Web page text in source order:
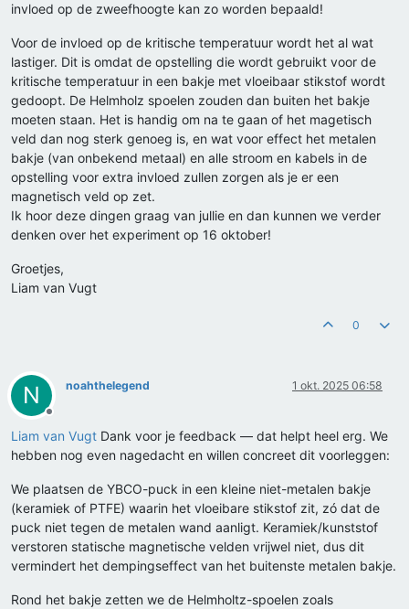
invloed op de zweefhoogte kan zo worden bepaald!
Voor de invloed op de kritische temperatuur wordt het al wat
lastiger. Dit is omdat de opstelling die wordt gebruikt voor de
kritische temperatuur in een bakje met vloeibaar stikstof wordt
gedoopt. De Helmholz spoelen zouden dan buiten het bakje
moeten staan. Het is handig om na te gaan of het magetisch
veld dan nog sterk genoeg is, en wat voor effect het metalen
bakje (van onbekend metaal) en alle stroom en kabels in de
opstelling voor extra invloed zullen zorgen als je er een
magnetisch veld op zet.
Ik hoor deze dingen graag van jullie en dan kunnen we verder
denken over het experiment op 16 oktober!
Groetjes,
Liam van Vugt
0
N
Offline
noahthelegend 1 okt. 2025 06:58
Liam van Vugt Dank voor je feedback — dat helpt heel erg. We
hebben nog even nagedacht en willen concreet dit voorleggen:
We plaatsen de YBCO-puck in een kleine niet-metalen bakje
(keramiek of PTFE) waarin het vloeibare stikstof zit, zó dat de
puck niet tegen de metalen wand aanligt. Keramiek/kunststof
verstoren statische magnetische velden vrijwel niet, dus dit
vermindert het dempingseffect van het buitenste metalen bakje.
Rond het bakje zetten we de Helmholtz-spoelen zoals